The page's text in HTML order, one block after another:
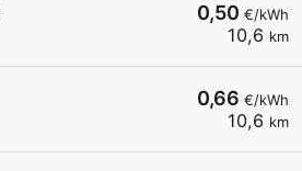
0,50 €/kWh
10,6 km
0,66 €/kWh
10,6 km